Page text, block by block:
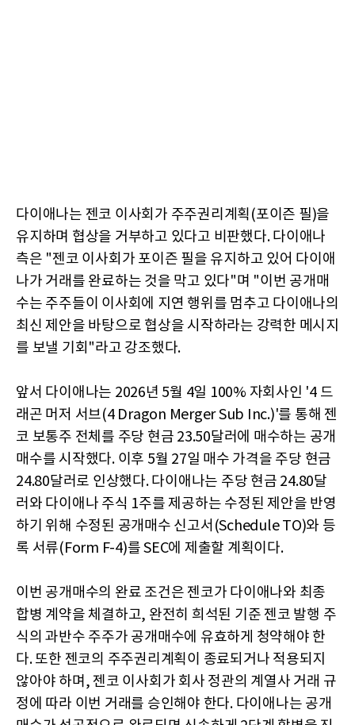
다이애나는 젠코 이사회가 주주권리계획(포이즌 필)을
유지하며 협상을 거부하고 있다고 비판했다. 다이애나
측은 "젠코 이사회가 포이즌 필을 유지하고 있어 다이애
나가 거래를 완료하는 것을 막고 있다"며 "이번 공개매
수는 주주들이 이사회에 지연 행위를 멈추고 다이애나의
최신 제안을 바탕으로 협상을 시작하라는 강력한 메시지
를 보낼 기회"라고 강조했다.
앞서 다이애나는 2026년 5월 4일 100% 자회사인 '4 드
래곤 머저 서브(4 Dragon Merger Sub Inc.)'를 통해 젠
코 보통주 전체를 주당 현금 23.50달러에 매수하는 공개
매수를 시작했다. 이후 5월 27일 매수 가격을 주당 현금
24.80달러로 인상했다. 다이애나는 주당 현금 24.80달
러와 다이애나 주식 1주를 제공하는 수정된 제안을 반영
하기 위해 수정된 공개매수 신고서(Schedule TO)와 등
록 서류(Form F-4)를 SEC에 제출할 계획이다.
이번 공개매수의 완료 조건은 젠코가 다이애나와 최종
합병 계약을 체결하고, 완전히 희석된 기준 젠코 발행 주
식의 과반수 주주가 공개매수에 유효하게 청약해야 한
다. 또한 젠코의 주주권리계획이 종료되거나 적용되지
않아야 하며, 젠코 이사회가 회사 정관의 계열사 거래 규
정에 따라 이번 거래를 승인해야 한다. 다이애나는 공개